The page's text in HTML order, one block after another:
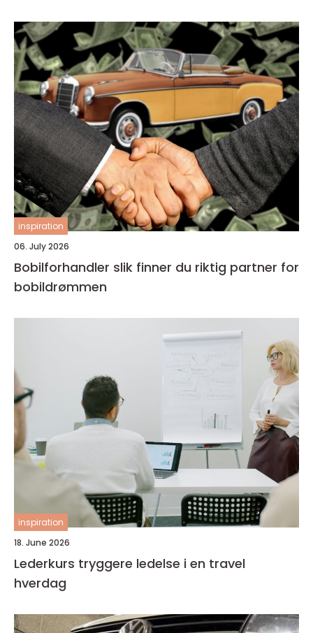
inspiration
06. July 2026
Bobilforhandler slik finner du riktig partner for
bobildrømmen
inspiration
18. June 2026
Lederkurs tryggere ledelse i en travel
hverdag